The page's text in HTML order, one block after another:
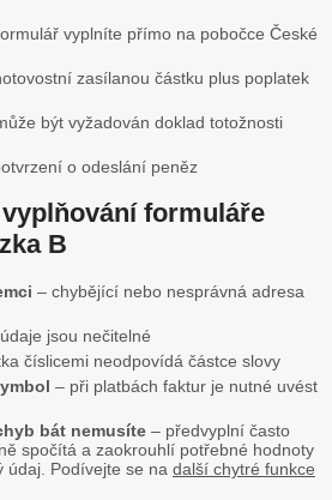
vyplníte přímo na pobočce České
zasílanou částku plus poplatek
být vyžadován doklad totožnosti
o odeslání peněz
formuláře
B
– chybějící nebo nesprávná adresa
jsou nečitelné
číslicemi neodpovídá částce slovy
– při platbách faktur je nutné uvést
bát nemusíte – předvyplní často
spočítá a zaokrouhlí potřebné hodnoty
údaj. Podívejte se na další chytré funkce